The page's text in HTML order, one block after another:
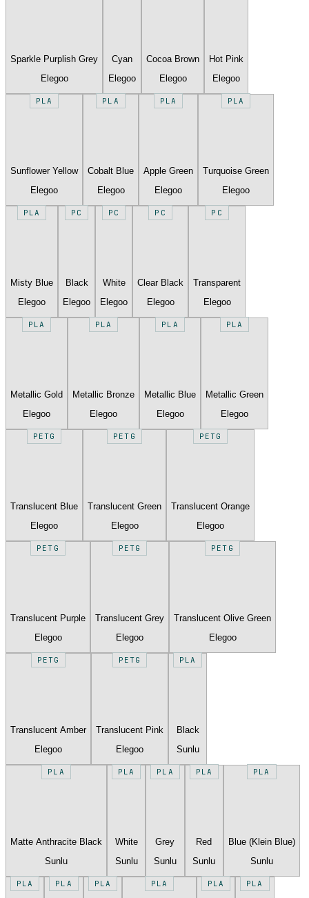
Sparkle Purplish Grey
Elegoo
Cyan
Elegoo
Cocoa Brown
Elegoo
Hot Pink
Elegoo
PLA
Sunflower Yellow
Elegoo
PLA
Cobalt Blue
Elegoo
PLA
Apple Green
Elegoo
PLA
Turquoise Green
Elegoo
PLA
Misty Blue
Elegoo
PC
Black
Elegoo
PC
White
Elegoo
PC
Clear Black
Elegoo
PC
Transparent
Elegoo
PLA
Metallic Gold
Elegoo
PLA
Metallic Bronze
Elegoo
PLA
Metallic Blue
Elegoo
PLA
Metallic Green
Elegoo
PETG
Translucent Blue
Elegoo
PETG
Translucent Green
Elegoo
PETG
Translucent Orange
Elegoo
PETG
Translucent Purple
Elegoo
PETG
Translucent Grey
Elegoo
PETG
Translucent Olive Green
Elegoo
PETG
Translucent Amber
Elegoo
PETG
Translucent Pink
Elegoo
PLA
Black
Sunlu
PLA
Matte Anthracite Black
Sunlu
PLA
White
Sunlu
PLA
Grey
Sunlu
PLA
Red
Sunlu
PLA
Blue (Klein Blue)
Sunlu
PLA PLA PLA PLA PLA PLA